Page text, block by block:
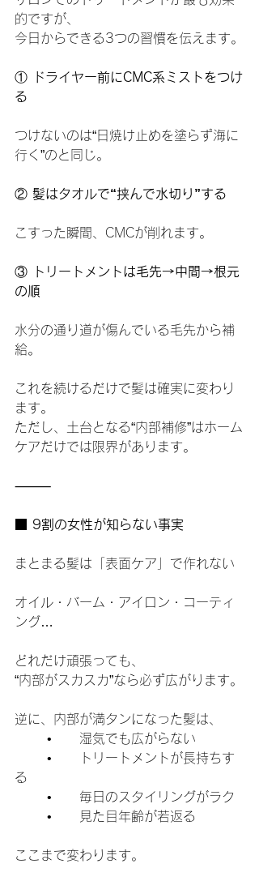
的ですが、
今日からできる3つの習慣を伝えます。
① ドライヤー前にCMC系ミストをつけ
る
つけないのは“日焼け止めを塗らず海に
行く”のと同じ。
② 髪はタオルで“挟んで水切り”する
こすった瞬間、CMCが削れます。
③ トリートメントは毛先→中間→根元
の順
水分の通り道が傷んでいる毛先から補
給。
これを続けるだけで髪は確実に変わり
ます。
ただし、土台となる“内部補修”はホーム
ケアだけでは限界があります。
⸻
■ 9割の女性が知らない事実
まとまる髪は「表面ケア」で作れない
オイル・バーム・アイロン・コーティ
ング…
どれだけ頑張っても、
“内部がスカスカ”なら必ず広がります。
逆に、内部が満タンになった髪は、
	•	湿気でも広がらない
る
	•	毎日のスタイリングがラク
	•	見た目年齢が若返る
ここまで変わります。